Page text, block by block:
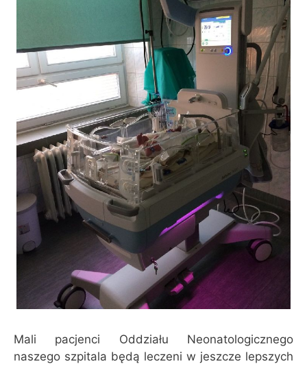
Mali pacjenci Oddziału Neonatologicznego
naszego szpitala będą leczeni w jeszcze lepszych